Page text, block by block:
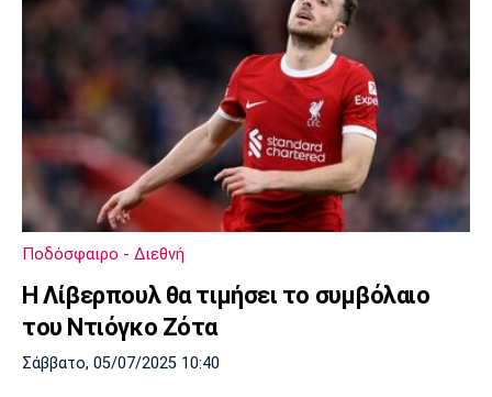
Ποδόσφαιρο - Διεθνή
Η Λίβερπουλ θα τιμήσει το συμβόλαιο
του Ντιόγκο Ζότα
Σάββατο, 05/07/2025 10:40